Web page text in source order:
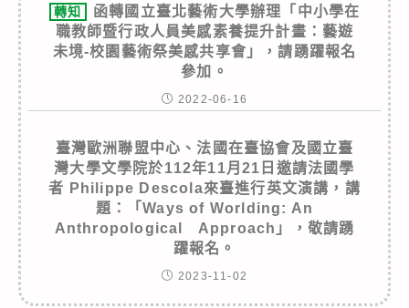
轉知
函轉國立臺北藝術大學辦理「中小學在
職教師暨行政人員美感素養提升計畫：藝遊
未境-校園藝術祭美感共享會」，請踴躍報名
參加。
2022-06-16
臺灣歐洲聯盟中心、法國在臺協會及國立臺
灣大學文學院於112年11月21日邀請法國學
者 Philippe Descola來臺進行英文演講，講
題：「Ways of Worlding: An
Anthropological Approach」，敬請踴
躍報名。
2023-11-02